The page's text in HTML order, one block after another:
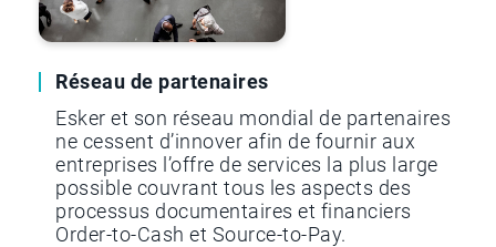
Réseau de partenaires
Esker et son réseau mondial de partenaires
ne cessent d’innover afin de fournir aux
entreprises l’offre de services la plus large
possible couvrant tous les aspects des
processus documentaires et financiers
Order-to-Cash et Source-to-Pay.